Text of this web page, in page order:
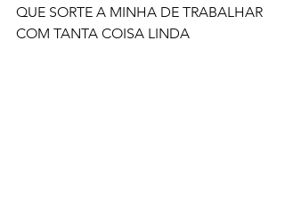
QUE SORTE A MINHA DE TRABALHAR
COM TANTA COISA LINDA